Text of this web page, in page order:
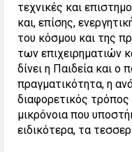
τεχνικές και
και, επίσης,
του κόσμου και της
των επιχειρηματιών
δίνει η Παιδεία και ο
πραγματικότητα, η
διαφορετικός τρόπος
μικρόνοια που
ειδικότερα, τα